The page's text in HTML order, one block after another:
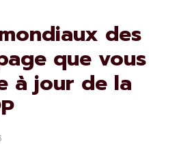
des
que vous
à jour de la